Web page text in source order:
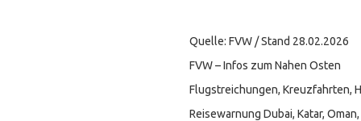
Quelle: FVW / Stand 28.02.2026
FVW – Infos zum Nahen Osten
Flugstreichungen, Kreuzfahrten,
Reisewarnung Dubai, Katar,